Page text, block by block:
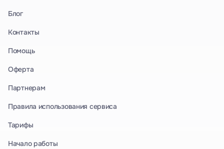
Блог
Контакты
Помощь
Оферта
Партнерам
Правила использования сервиса
Тарифы
Начало работы